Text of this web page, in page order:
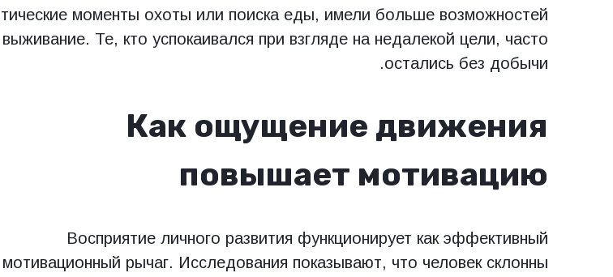
моменты охоты или поиска еды, имели больше возможностей
Те, кто успокаивался при взгляде на недалекой цели, часто
остались без добычи.
Как ощущение движения
повышает мотивацию
Восприятие личного развития функционирует как эффективный
мотивационный рычаг. Исследования показывают, что человек склонны